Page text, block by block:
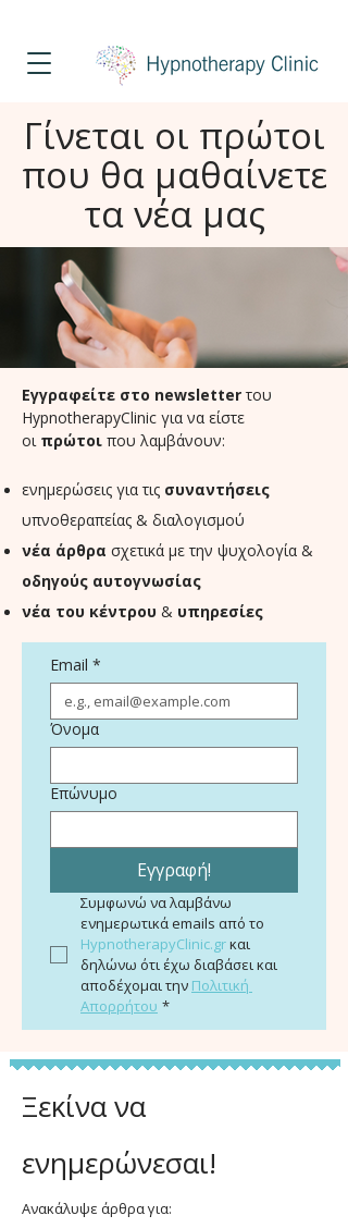
Γίνεται οι πρώτοι
που θα μαθαίνετε
τα νέα μας
Εγγραφείτε στο newsletterτου
HypnotherapyClinic για να είστε
οι πρώτοι που λαμβάνουν:
ενημερώσεις για τις συναντήσεις
υπνοθεραπείας & διαλογισμού
νέα άρθρα σχετικά με την ψυχολογία &
οδηγούς αυτογνωσίας
νέα του κέντρου & υπηρεσίες
Email *
Όνομα
Επώνυμο
Εγγραφή!
Συμφωνώ να λαμβάνω
HypnotherapyClinic.gr και
δηλώνω ότι έχω διαβάσει και
αποδέχομαι την Πολιτική
Απορρήτου *
Ξεκίνα να
ενημερώνεσαι!
​Ανακάλυψε άρθρα για: